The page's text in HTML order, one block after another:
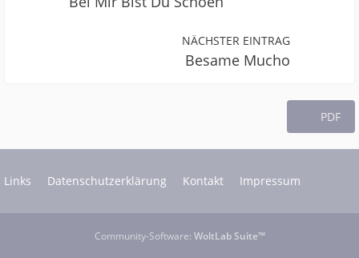
NÄCHSTER EINTRAG
Besame Mucho
PDF
Links Datenschutzerklärung Kontakt Impressum
Community-Software: WoltLab Suite™